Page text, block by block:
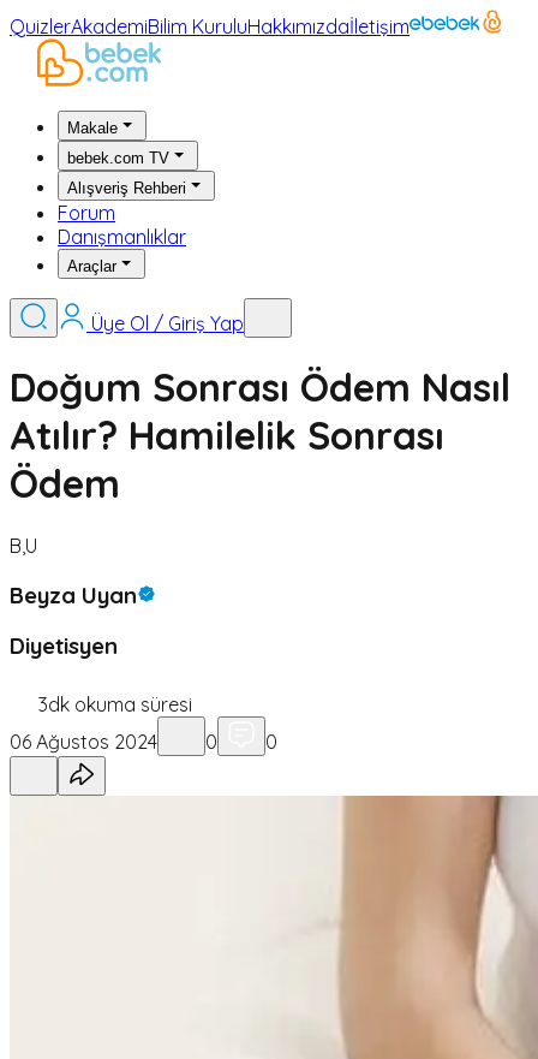
QuizlerAkademiBilim KuruluHakkımızdaİletişim
Makale
bebek.com TV
Alışveriş Rehberi
Forum
Danışmanlıklar
Araçlar
Üye Ol / Giriş Yap
Doğum Sonrası Ödem Nasıl
Atılır? Hamilelik Sonrası
Ödem
B,U
Beyza Uyan
Diyetisyen
3dk okuma süresi
06 Ağustos 2024
0 0